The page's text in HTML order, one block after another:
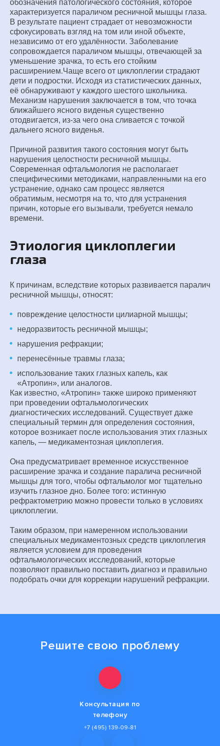
обозначения патологического состояния, которое
характеризуется параличом ресничной мышцы глаза.
В результате пациент страдает от невозможности
сфокусировать взгляд на том или иной объекте,
независимо от его удалённости. Заболевание
сопровождается параличом мышцы, отвечающей за
уменьшение зрачка, то есть его стойким
расширением.Чаще всего от циклоплегии страдают
дети и подростки. Исходя из статистических данных,
её обнаруживают у каждого шестого школьника.
Механизм нарушения заключается в том, что точка
ближайшего ясного виденья существенно
отодвигается, из-за чего она сливается с точкой
дальнего ясного виденья.
Причиной развития такого состояния могут быть
нарушения целостности ресничной мышцы.
Современная офтальмология не располагает
специфическими методиками, направленными на его
устранение, однако сам процесс является
обратимым, несмотря на то, что для устранения
причин, которые его вызывали, требуется немало
времени.
Этиология циклоплегии
глаза
К причинам, вследствие которых развивается паралич
ресничной мышцы, относят:
повреждение целостности цилиарной мышцы;
недоразвитость ресничной мышцы;
нарушения рефракции;
перенесённые травмы глаза;
использование таких глазных капель, как
«Атропин», или аналогов.
Как известно, «Атропин» также широко применяют
при проведении офтальмологических
диагностических исследований. Существует даже
специальный термин для определения состояния,
которое возникает после использования этих глазных
капель, — медикаментозная циклоплегия.
Она предусматривает временное искусственное
расширение зрачка и создание паралича ресничной
мышцы для того, чтобы офтальмолог мог тщательно
изучить глазное дно. Более того: истинную
рефрактометрию можно провести только в условиях
циклоплегии.
Таким образом, при намеренном использовании
специальных медикаментозных средств циклоплегия
является условием для проведения
офтальмологических исследований, которые
позволяют правильно поставить диагноз и правильно
подобрать очки для коррекции нарушений рефракции.
Решите свою проблему
Консультация по
телефону
+7 (495) 139-09-81